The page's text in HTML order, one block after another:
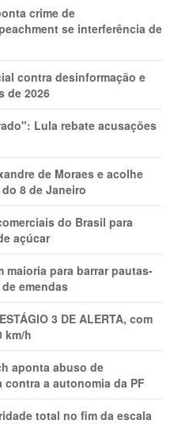
crime de
se interferência de
contra desinformação e
de 2026
Lula rebate acusações
de Moraes e acolhe
8 de Janeiro
do Brasil para
açúcar
maioria para barrar pautas-
emendas
3 DE ALERTA, com
km/h
aponta abuso de
a autonomia da PF
total no fim da escala